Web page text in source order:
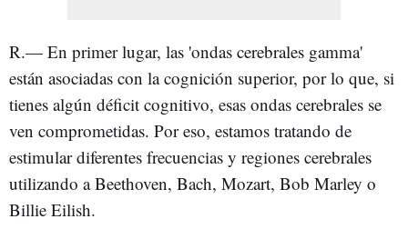
R.— En primer lugar, las 'ondas cerebrales gamma'
están asociadas con la cognición superior, por lo que, si
tienes algún déficit cognitivo, esas ondas cerebrales se
ven comprometidas. Por eso, estamos tratando de
estimular diferentes frecuencias y regiones cerebrales
utilizando a Beethoven, Bach, Mozart, Bob Marley o
Billie Eilish.